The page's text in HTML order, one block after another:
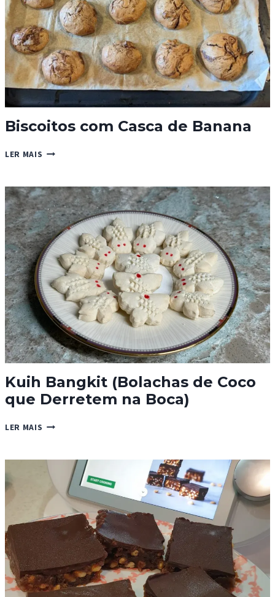
Biscoitos com Casca de Banana
LER MAIS BISCOITOS
DE
BANANA
Kuih Bangkit (Bolachas de Coco
que Derretem na Boca)
LER MAIS KUIH
DE
COCO
QUE
DERRETEM
NA
BOCA)